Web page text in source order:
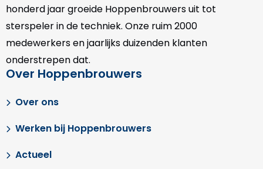
honderd jaar groeide Hoppenbrouwers uit tot
sterspeler in de techniek. Onze ruim 2000
medewerkers en jaarlijks duizenden klanten
onderstrepen dat.
Over Hoppenbrouwers
Over ons
Werken bij Hoppenbrouwers
Actueel